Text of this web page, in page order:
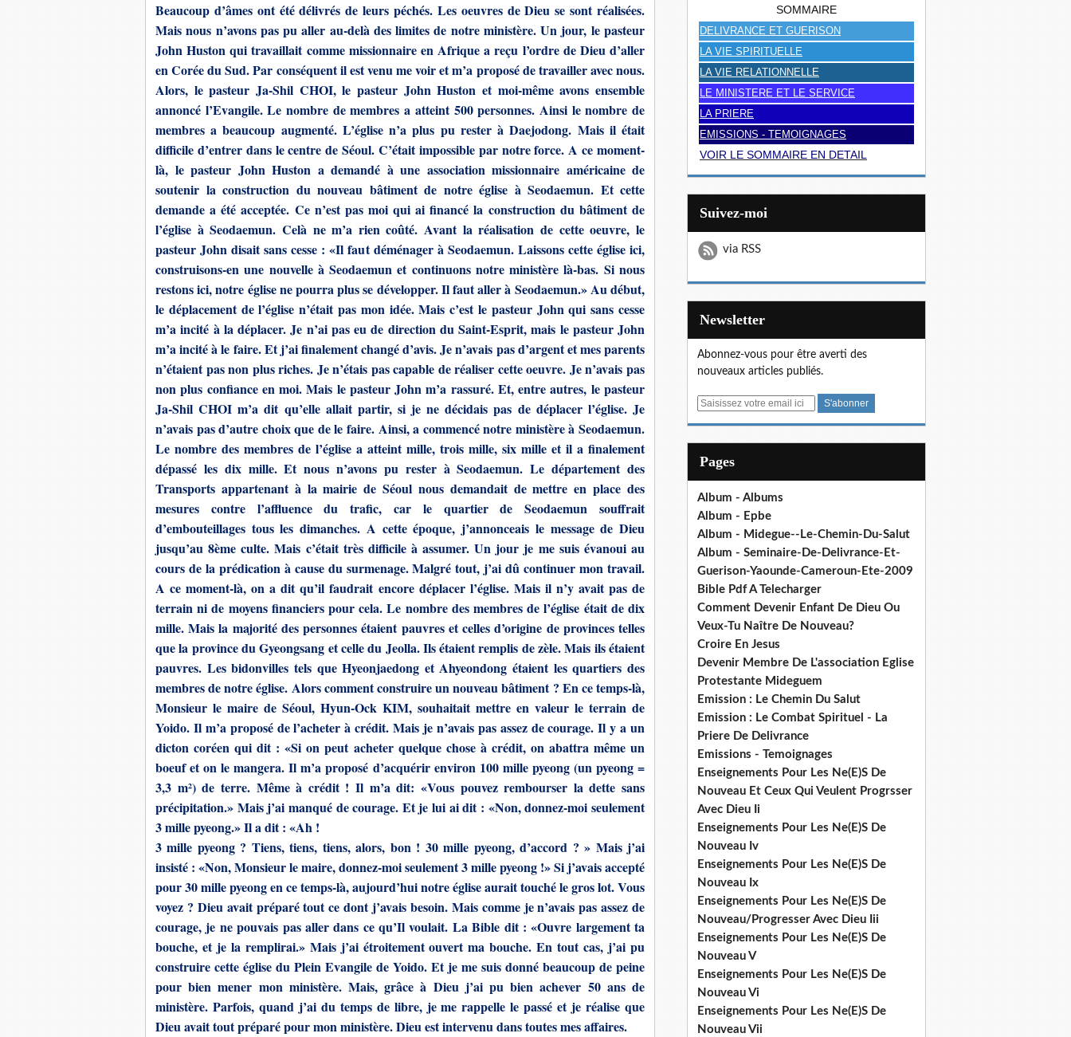
Beaucoup d’âmes ont été délivrés de leurs péchés. Les oeuvres de Dieu se sont réalisées.
Mais nous n’avons pas pu aller au-delà des limites de notre ministère. Un jour, le pasteur
John Huston qui travaillait comme missionnaire en Afrique a reçu l’ordre de Dieu d’aller
en Corée du Sud. Par conséquent il est venu me voir et m’a proposé de travailler avec nous.
Alors, le pasteur Ja-Shil CHOI, le pasteur John Huston et moi-même avons ensemble
annoncé l’Evangile. Le nombre de membres a atteint 500 personnes. Ainsi le nombre de
membres a beaucoup augmenté. L’église n’a plus pu rester à Daejodong. Mais il était
difficile d’entrer dans le centre de Séoul. C’était impossible par notre force. A ce moment-
là, le pasteur John Huston a demandé à une association missionnaire américaine de
soutenir la construction du nouveau bâtiment de notre église à Seodaemun. Et cette
demande a été acceptée. Ce n’est pas moi qui ai financé la construction du bâtiment de
l’église à Seodaemun. Celà ne m’a rien coûté. Avant la réalisation de cette oeuvre, le
pasteur John disait sans cesse : «Il faut déménager à Seodaemun. Laissons cette église ici,
construisons-en une nouvelle à Seodaemun et continuons notre ministère là-bas. Si nous
restons ici, notre église ne pourra plus se développer. Il faut aller à Seodaemun.» Au début,
le déplacement de l’église n’était pas mon idée. Mais c’est le pasteur John qui sans cesse
m’a incité à la déplacer. Je n’ai pas eu de direction du Saint-Esprit, mais le pasteur John
m’a incité à le faire. Et j’ai finalement changé d’avis. Je n’avais pas d’argent et mes parents
n’étaient pas non plus riches. Je n’étais pas capable de réaliser cette oeuvre. Je n’avais pas
non plus confiance en moi. Mais le pasteur John m’a rassuré. Et, entre autres, le pasteur
Ja-Shil CHOI m’a dit qu’elle allait partir, si je ne décidais pas de déplacer l’église. Je
n’avais pas d’autre choix que de le faire. Ainsi, a commencé notre ministère à Seodaemun.
Le nombre des membres de l’église a atteint mille, trois mille, six mille et il a finalement
dépassé les dix mille. Et nous n’avons pu rester à Seodaemun. Le département des
Transports appartenant à la mairie de Séoul nous demandait de mettre en place des
mesures contre l’affluence du trafic, car le quartier de Seodaemun souffrait
d’embouteillages tous les dimanches. A cette époque, j’annonceais le message de Dieu
jusqu’au 8ème culte. Mais c’était très difficile à assumer. Un jour je me suis évanoui au
cours de la prédication à cause du surmenage. Malgré tout, j’ai dû continuer mon travail.
A ce moment-là, on a dit qu’il faudrait encore déplacer l’église. Mais il n’y avait pas de
terrain ni de moyens financiers pour cela. Le nombre des membres de l’église était de dix
mille. Mais la majorité des personnes étaient pauvres et celles d’origine de provinces telles
que la province du Gyeongsang et celle du Jeolla. Ils étaient remplis de zèle. Mais ils étaient
pauvres. Les bidonvilles tels que Hyeonjaedong et Ahyeondong étaient les quartiers des
membres de notre église. Alors comment construire un nouveau bâtiment ? En ce temps-là,
Monsieur le maire de Séoul, Hyun-Ock KIM, souhaitait mettre en valeur le terrain de
Yoido. Il m’a proposé de l’acheter à crédit. Mais je n’avais pas assez de courage. Il y a un
dicton coréen qui dit : «Si on peut acheter quelque chose à crédit, on abattra même un
boeuf et on le mangera. Il m’a proposé d’acquérir environ 100 mille pyeong (un pyeong =
3,3 m²) de terre. Même à crédit ! Il m’a dit: «Vous pouvez rembourser la dette sans
précipitation.» Mais j’ai manqué de courage. Et je lui ai dit : «Non, donnez-moi seulement
3 mille pyeong.» Il a dit : «Ah !
3 mille pyeong ? Tiens, tiens, tiens, alors, bon ! 30 mille pyeong, d’accord ? » Mais j’ai
insisté : «Non, Monsieur le maire, donnez-moi seulement 3 mille pyeong !» Si j’avais accepté
pour 30 mille pyeong en ce temps-là, aujourd’hui notre église aurait touché le gros lot. Vous
voyez ? Dieu avait préparé tout ce dont j’avais besoin. Mais comme je n’avais pas assez de
courage, je ne pouvais pas aller dans ce qu’Il voulait. La Bible dit : «Ouvre largement ta
bouche, et je la remplirai.» Mais j’ai étroitement ouvert ma bouche. En tout cas, j’ai pu
construire cette église du Plein Evangile de Yoido. Et je me suis donné beaucoup de peine
pour bien mener mon ministère. Mais, grâce à Dieu j’ai pu bien achever 50 ans de
ministère. Parfois, quand j’ai du temps de libre, je me rappelle le passé et je réalise que
Dieu avait tout préparé pour mon ministère. Dieu est intervenu dans toutes mes affaires.
SOMMAIRE
DELIVRANCE ET GUERISON
LA VIE SPIRITUELLE
LA VIE RELATIONNELLE
LE MINISTERE ET LE SERVICE
LA PRIERE
EMISSIONS - TEMOIGNAGES
VOIR LE SOMMAIRE EN DETAIL
Suivez-moi
via RSS
Newsletter
Abonnez-vous pour être averti des
nouveaux articles publiés.
E
Pages
Album - Albums
Album - Epbe
Album - Midegue--Le-Chemin-Du-Salut
Album - Seminaire-De-Delivrance-Et-
Guerison-Yaounde-Cameroun-Ete-2009
Bible Pdf A Telecharger
Comment Devenir Enfant De Dieu Ou
Veux-Tu Naître De Nouveau?
Croire En Jesus
Devenir Membre De L'association Eglise
Protestante Mideguem
Emission : Le Chemin Du Salut
Emission : Le Combat Spirituel - La
Priere De Delivrance
Emissions - Temoignages
Enseignements Pour Les Ne(E)S De
Nouveau Et Ceux Qui Veulent Progrsser
Avec Dieu Ii
Enseignements Pour Les Ne(E)S De
Nouveau Iv
Enseignements Pour Les Ne(E)S De
Nouveau Ix
Enseignements Pour Les Ne(E)S De
Nouveau/Progresser Avec Dieu Iii
Enseignements Pour Les Ne(E)S De
Nouveau V
Enseignements Pour Les Ne(E)S De
Nouveau Vi
Enseignements Pour Les Ne(E)S De
Nouveau Vii